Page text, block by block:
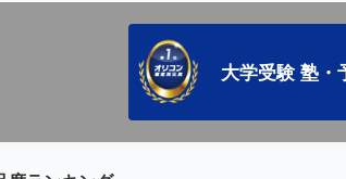
大学受験 塾・